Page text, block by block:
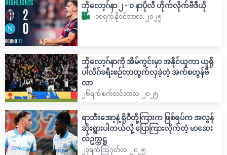
ဘိုလော့ဂ်နာ ၂ - ၀ နာပိုလီ ဟိုက်လိုက်ဗီဒီယို
၁၀ရက် နိုဝင်ဘာလ, ၂၀၂၅
ဘိုလော့ဂ်နာကို အိမ်ကွင်းမှာ အနိုင်ယူကာ ယူရို
ပါလိဂ်ခရီးစဉ်တာထွက်လှခဲ့တဲ့ အက်စတွန်ဗီ
လာ
၂၆ရက် စက်တင်ဘာလ, ၂၀၂၅
ရာဘီးအော့နဲ့ ရိုဝီတို့ကြားက ဖြစ်ရပ်က အလွန်
ဆိုးရွားပါတယ်လို့ ပြောကြားလိုက်တဲ့ မာဆေး
လ်ဥက္ကဋ္ဌ
၂၃ရက် သြဂုတ်လ, ၂၀၂၅